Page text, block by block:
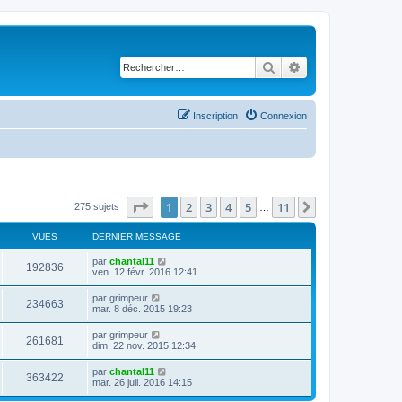
Rechercher
Connexion
Inscription
275 sujets Page sur11
1 2 3 4 5 11
VUES DERNIER MESSAGE
192836
u
D
e
i
e
r
m
e
s
s
a
g
e
par chantal11
ven. 12 févr. 2016 12:41
234663
u
D
e
i
e
r
m
e
s
par grimpeur
mar. 8 déc. 2015 19:23
261681
u
D
e
i
e
r
par grimpeur
dim. 22 nov. 2015 12:34
363422
D
e
par chantal11
mar. 26 juil. 2016 14:15